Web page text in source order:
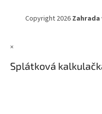
Copyright 2026 Zahrada
×
Splátková